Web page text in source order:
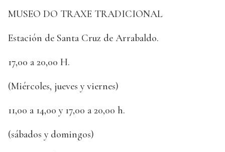
MUSEO DO TRAXE TRADICIONAL
Estación de Santa Cruz de Arrabaldo.
17,00 a 20,00 H.
(Miércoles, jueves y viernes)
11,00 a 14,00 y 17,00 a 20,00 h.
(sábados y domingos)